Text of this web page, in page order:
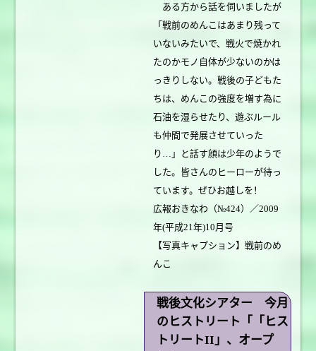
ある方から話を伺いましたが
「戦前のめんこはあまり残って
いないみたいで、戦火で焼かれ
たのかモノ自体が少ないのかは
っきりしない。戦後の子どもた
ちは、めんこの強度を増す為に
石油を湿らせたり、遊ぶルール
も仲間で発展させていった
り…」と話す顔は少年のようで
した。皆さんのヒーローが待っ
ています。ぜひお越しを！
広報おきなわ（№424）／2009
年(平成21年)10月号
【写真キャプション】戦前のめ
んこ
戦後文化シアター 今月
のヒストリート「「ヒス
トリートII」、オープ